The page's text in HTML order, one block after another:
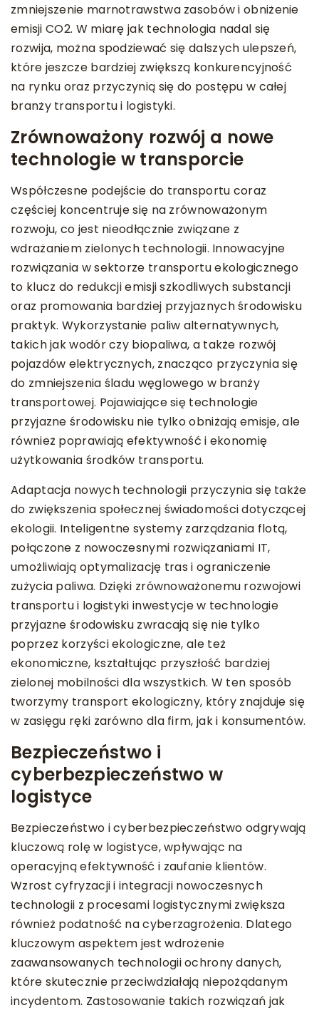
zmniejszenie marnotrawstwa zasobów i obniżenie
emisji CO2. W miarę jak technologia nadal się
rozwija, można spodziewać się dalszych ulepszeń,
które jeszcze bardziej zwiększą konkurencyjność
na rynku oraz przyczynią się do postępu w całej
branży transportu i logistyki.
Zrównoważony rozwój a nowe
technologie w transporcie
Współczesne podejście do transportu coraz
częściej koncentruje się na zrównoważonym
rozwoju, co jest nieodłącznie związane z
wdrażaniem zielonych technologii. Innowacyjne
rozwiązania w sektorze transportu ekologicznego
to klucz do redukcji emisji szkodliwych substancji
oraz promowania bardziej przyjaznych środowisku
praktyk. Wykorzystanie paliw alternatywnych,
takich jak wodór czy biopaliwa, a także rozwój
pojazdów elektrycznych, znacząco przyczynia się
do zmniejszenia śladu węglowego w branży
transportowej. Pojawiające się technologie
przyjazne środowisku nie tylko obniżają emisje, ale
również poprawiają efektywność i ekonomię
użytkowania środków transportu.
Adaptacja nowych technologii przyczynia się także
do zwiększenia społecznej świadomości dotyczącej
ekologii. Inteligentne systemy zarządzania flotą,
połączone z nowoczesnymi rozwiązaniami IT,
umożliwiają optymalizację tras i ograniczenie
zużycia paliwa. Dzięki zrównoważonemu rozwojowi
transportu i logistyki inwestycje w technologie
przyjazne środowisku zwracają się nie tylko
poprzez korzyści ekologiczne, ale też
ekonomiczne, kształtując przyszłość bardziej
zielonej mobilności dla wszystkich. W ten sposób
tworzymy transport ekologiczny, który znajduje się
w zasięgu ręki zarówno dla firm, jak i konsumentów.
Bezpieczeństwo i
cyberbezpieczeństwo w
logistyce
Bezpieczeństwo i cyberbezpieczeństwo odgrywają
kluczową rolę w logistyce, wpływając na
operacyjną efektywność i zaufanie klientów.
Wzrost cyfryzacji i integracji nowoczesnych
technologii z procesami logistycznymi zwiększa
również podatność na cyberzagrożenia. Dlatego
kluczowym aspektem jest wdrożenie
zaawansowanych technologii ochrony danych,
które skutecznie przeciwdziałają niepożądanym
incydentom. Zastosowanie takich rozwiązań jak